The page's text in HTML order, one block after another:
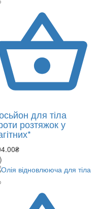
для тіла
розтяжок у